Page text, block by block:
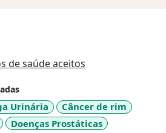
de saúde aceitos
Urinária
Câncer de rim
Doenças Prostáticas